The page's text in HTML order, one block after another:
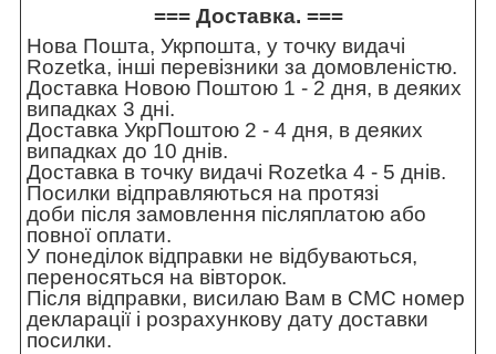
=== Доставка. ===
Нова Пошта, Укрпошта, у точку видачі
Rozetka, інші перевізники за домовленістю.
Доставка Новою Поштою 1 - 2 дня, в деяких
випадках 3 дні.
Доставка УкрПоштою 2 - 4 дня, в деяких
випадках до 10 днів.
Доставка в точку видачі Rozetka 4 - 5 днів.
Посилки відправляються на протязі
доби після замовлення післяплатою або
повної оплати.
У понеділок відправки не відбуваються,
переносяться на вівторок.
Після відправки, висилаю Вам в СМС номер
декларації і розрахункову дату доставки
посилки.